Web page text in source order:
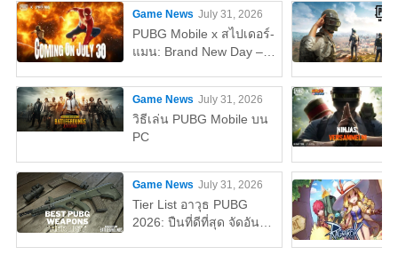
Game News July 31, 2026
PUBG Mobile x สไปเดอร์-
แมน: Brand New Day –
Game News July 31, 2026
วิธีเล่น PUBG Mobile บน
PC
Game News July 31, 2026
Tier List อาวุธ PUBG
2026: ปืนที่ดีที่สุด จัดอันดับ